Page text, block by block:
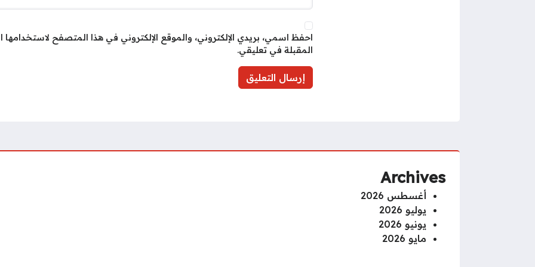
احفظ اسمي، بريدي الإلكتروني، والموقع الإلكتروني في هذا المتصفح لاستخدامها
المقبلة في تعليقي.
Archives
أغسطس 2026
يوليو 2026
يونيو 2026
مايو 2026